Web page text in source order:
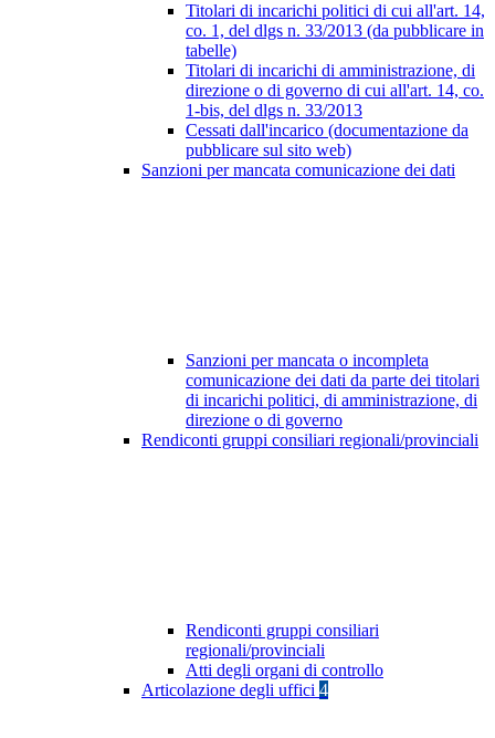
Titolari di incarichi politici di cui all'art. 14,
co. 1, del dlgs n. 33/2013 (da pubblicare in
tabelle)
Titolari di incarichi di amministrazione, di
direzione o di governo di cui all'art. 14, co.
1-bis, del dlgs n. 33/2013
Cessati dall'incarico (documentazione da
pubblicare sul sito web)
Sanzioni per mancata comunicazione dei dati
Sanzioni per mancata o incompleta
comunicazione dei dati da parte dei titolari
di incarichi politici, di amministrazione, di
direzione o di governo
Rendiconti gruppi consiliari regionali/provinciali
Rendiconti gruppi consiliari
regionali/provinciali
Atti degli organi di controllo
Articolazione degli uffici 4